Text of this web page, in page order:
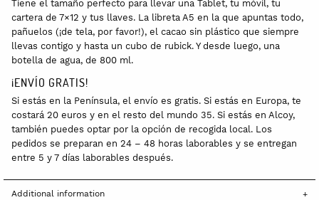
Tiene el tamaño perfecto para llevar una Tablet, tu móvil, tu
cartera de 7×12 y tus llaves. La libreta A5 en la que apuntas todo,
pañuelos (¡de tela, por favor!), el cacao sin plástico que siempre
llevas contigo y hasta un cubo de rubick. Y desde luego, una
botella de agua, de 800 ml.
¡ENVÍO GRATIS!
Si estás en la Península, el envío es gratis. Si estás en Europa, te
costará 20 euros y en el resto del mundo 35. Si estás en Alcoy,
también puedes optar por la opción de recogida local. Los
pedidos se preparan en 24 – 48 horas laborables y se entregan
entre 5 y 7 días laborables después.
Additional information